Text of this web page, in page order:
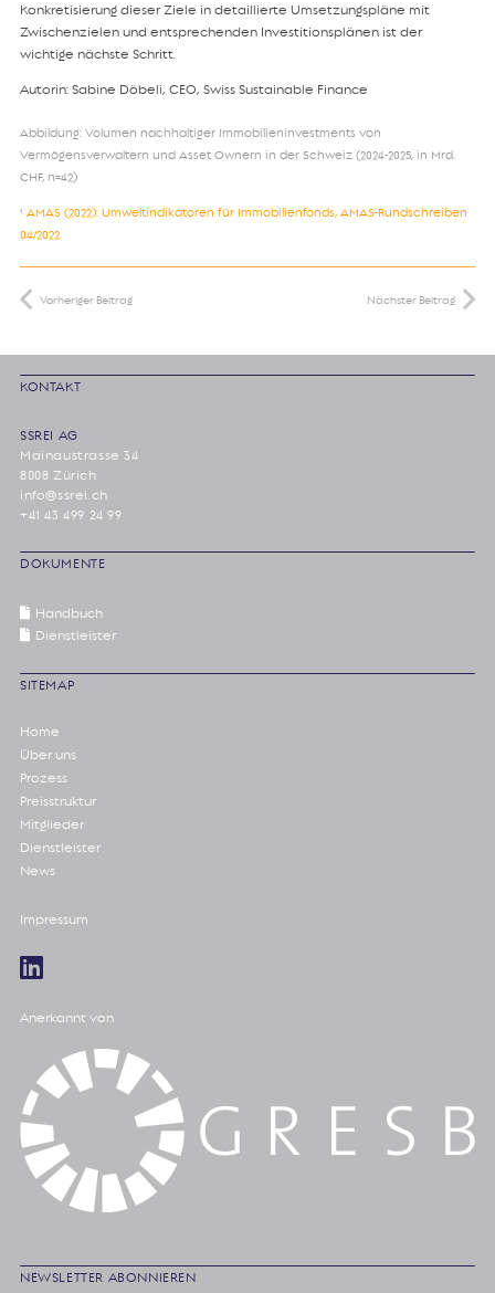
Konkretisierung dieser Ziele in detaillierte Umsetzungspläne mit
Zwischenzielen und entsprechenden Investitionsplänen ist der
wichtige nächste Schritt.
Autorin: Sabine Döbeli, CEO, Swiss Sustainable Finance
Abbildung: Volumen nachhaltiger Immobilieninvestments von
Vermögensverwaltern und Asset Ownern in der Schweiz (2024-2025, in Mrd.
CHF, n=42)
¹ AMAS (2022): Umweltindikatoren für Immobilienfonds, AMAS-Rundschreiben
04/2022.
Vorheriger Beitrag Nächster Beitrag
KONTAKT
SSREI AG
Mainaustrasse 34
8008 Zürich
info@ssrei.ch
+41 43 499 24 99
DOKUMENTE
Handbuch
Dienstleister
SITEMAP
Home
Über uns
Prozess
Preisstruktur
Mitglieder
Dienstleister
News
Impressum
Anerkannt von
NEWSLETTER ABONNIEREN